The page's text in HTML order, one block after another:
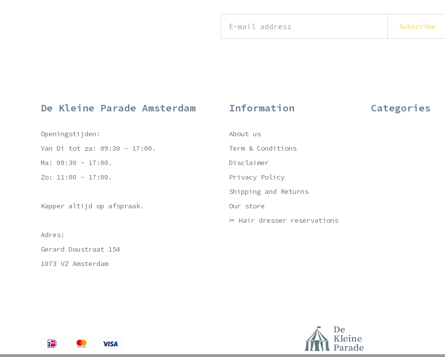
Subscribe
De Kleine Parade Amsterdam
Openingstijden:
Van Di tot za: 09:30 - 17:00.
Ma: 09:30 - 17:00.
Zo: 11:00 - 17:00.
Kapper altijd op afspraak.
Adres:
Gerard Doustraat 154
1073 VZ Amsterdam
Information
About us
Term & Conditions
Disclaimer
Privacy Policy
Shipping and Returns
Our store
✂ Hair dresser reservations
Categories